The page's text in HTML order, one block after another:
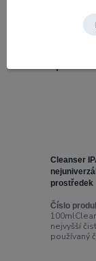
Cleanser
prostředek
Číslo
nejvyšší
používaný